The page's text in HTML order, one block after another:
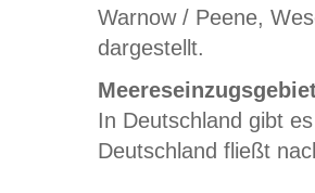
Warnow / Peene,
dargestellt.
In Deutschland gibt
Deutschland fließt